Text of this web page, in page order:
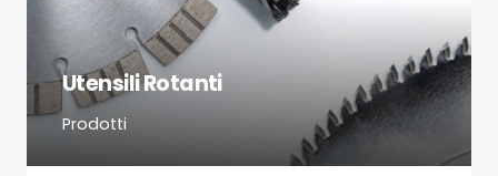
Utensili Rotanti
Prodotti